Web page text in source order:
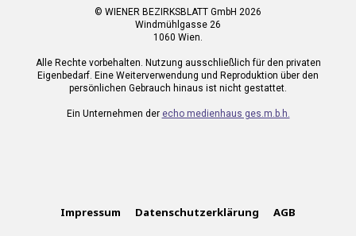
© WIENER BEZIRKSBLATT GmbH 2026
Windmühlgasse 26
1060 Wien.
Alle Rechte vorbehalten. Nutzung ausschließlich für den privaten
Eigenbedarf. Eine Weiterverwendung und Reproduktion über den
persönlichen Gebrauch hinaus ist nicht gestattet.
Ein Unternehmen der echo medienhaus ges.m.b.h.
Impressum Datenschutzerklärung AGB